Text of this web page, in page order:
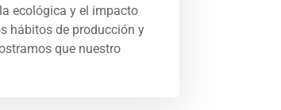
ecológica y el impacto
hábitos de producción y
que nuestro